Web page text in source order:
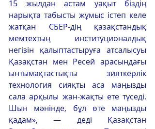
15 жылдан астам уақыт біздің
нарықта табысты жұмыс істеп келе
жатқан СБЕР-дің қазақстандық
мемтехтың институционалдық
негізін қалыптастыруға атсалысуы
Қазақстан мен Ресей арасындағы
ынтымақтастықты зияткерлік
технология сияқты аса маңызды
сала арқылы жан-жақты ете түседі.
Шын мәнінде, бұл өте маңызды
қадам», — деді Қазақстан